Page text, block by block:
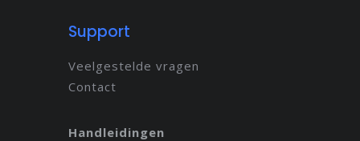
Support
Veelgestelde vragen
Contact
Handleidingen